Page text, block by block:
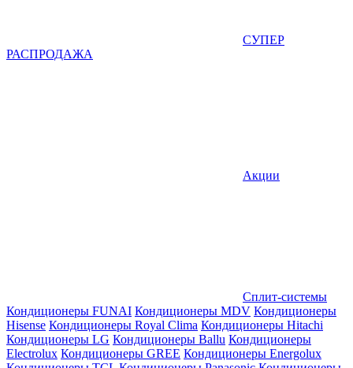
СУПЕР
РАСПРОДАЖА
Акции
Сплит-системы
Кондиционеры FUNAI Кондиционеры MDV Кондиционеры
Hisense Кондиционеры Royal Clima Кондиционеры Hitachi
Кондиционеры LG Кондиционеры Ballu Кондиционеры
Electrolux Кондиционеры GREE Кондиционеры Energolux